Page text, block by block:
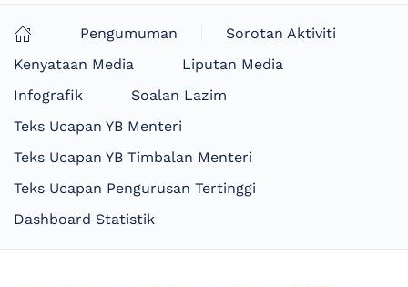
Pengumuman
Sorotan Aktiviti
Kenyataan Media
Liputan Media
Infografik
Soalan Lazim
Teks Ucapan YB Menteri
Teks Ucapan YB Timbalan Menteri
Teks Ucapan Pengurusan Tertinggi
Dashboard Statistik